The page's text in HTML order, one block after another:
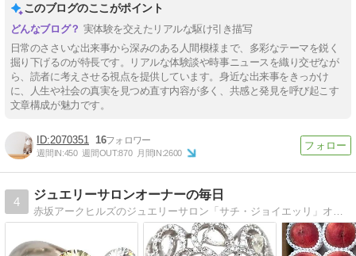
このブログのここがポイント
実体験を交えたリアルな駆け引き描写
日常のささいな出来事から深みのある人間模様まで、多彩なテーマを鋭く
掘り下げるのが特長です。リアルな体験談や時事ニュースを織り交ぜなが
ら、読者に考えさせる視点を提供しています。身近な出来事をきっかけ
に、人生や社会の真実を見つめ直す内容が多く、共感と発見を呼び起こす
文章構成が魅力です。
2070351 16
週間IN:450 週間OUT:870 月間IN:2600
4
ジュエリーサロンオーナーの毎日
赤坂アークヒルズのジュエリーサロン「サチ・ジョイエッリ」オーナーの日々。宝石、旅行、自然、美味しいもの・・・毎日の小さな輝きを綴っています。